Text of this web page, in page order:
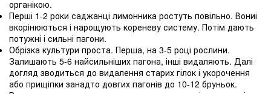
органікою.
Перші 1-2 роки саджанці лимонника ростуть повільно. Вониі
вкорінюються і нарощують кореневу систему. Потім дають
потужні і сильні пагони.
Обрізка культури проста. Перша, на 3-5 році рослини.
Залишають 5-6 найсильніших пагона, інші видаляють. Далі
догляд зводиться до видалення старих гілок і укорочення
або прищіпки занадто довгих пагонів до 10-12 бруньок.